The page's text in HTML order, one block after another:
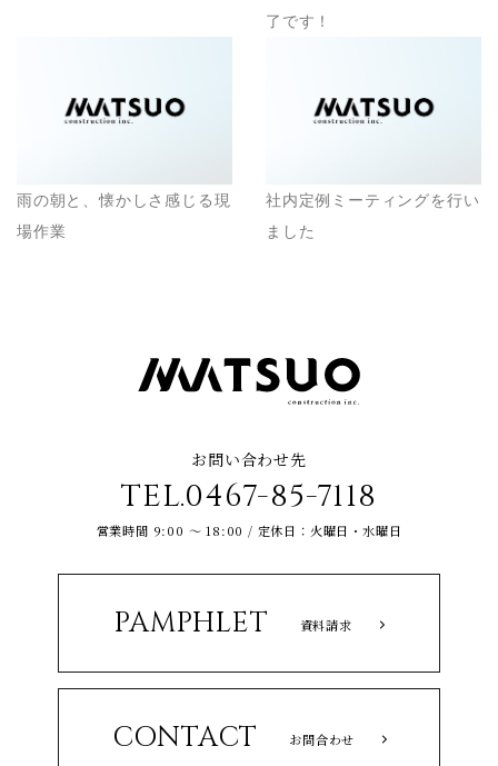
了です！
雨の朝と、懐かしさ感じる現
場作業
社内定例ミーティングを行い
ました
お問い合わせ先
TEL.0467-85-7118
営業時間 9:00 ～ 18:00 / 定休日：火曜日・水曜日
PAMPHLET 資料請求
CONTACT お問合わせ